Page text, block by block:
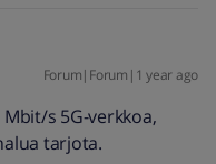
Forum|Forum|1 year ago
s 5G-verkkoa,
tarjota.